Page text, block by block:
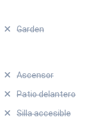
Garden
Ascensor
Patio delantero
Silla accesible